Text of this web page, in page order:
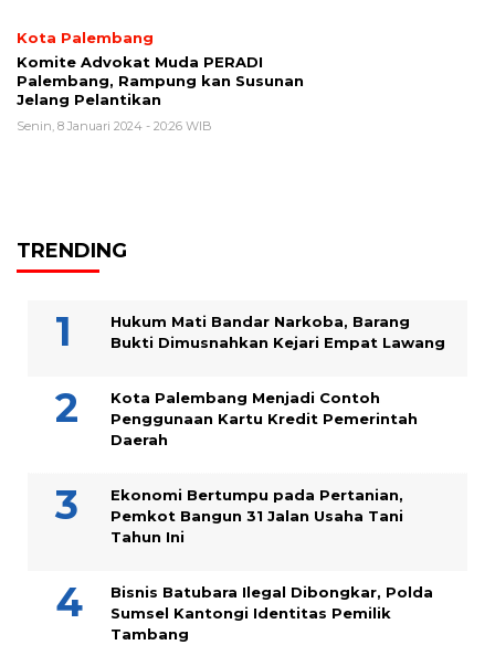
Kota Palembang
Komite Advokat Muda PERADI
Palembang, Rampung kan Susunan
Jelang Pelantikan
Senin, 8 Januari 2024 - 20:26 WIB
TRENDING
Hukum Mati Bandar Narkoba, Barang
Bukti Dimusnahkan Kejari Empat Lawang
Kota Palembang Menjadi Contoh
Penggunaan Kartu Kredit Pemerintah
Daerah
Ekonomi Bertumpu pada Pertanian,
Pemkot Bangun 31 Jalan Usaha Tani
Tahun Ini
Bisnis Batubara Ilegal Dibongkar, Polda
Sumsel Kantongi Identitas Pemilik
Tambang